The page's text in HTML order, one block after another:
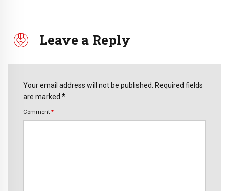
Leave a Reply
Your email address will not be published. Required fields
are marked *
Comment *